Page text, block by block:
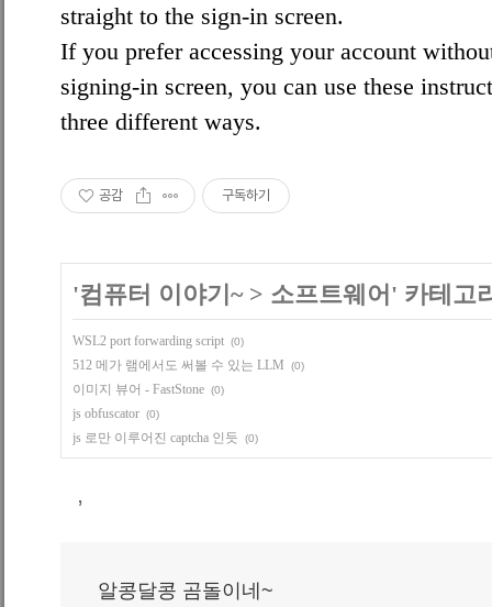
straight to the sign-in screen.
If you prefer accessing your account
signing-in screen, you can use these
three different ways.
공감 구독하기
'컴퓨터 이야기~> 소프트웨어 ' 카테고
WSL2 port forwarding script (0)
512 메가 램에서도 써볼 수 있는 LLM (0)
이미지 뷰어 - FastStone (0)
js obfuscator (0)
js 로만 이루어진 captcha 인듯 (0)
,
알콩달콩 곰돌이네~